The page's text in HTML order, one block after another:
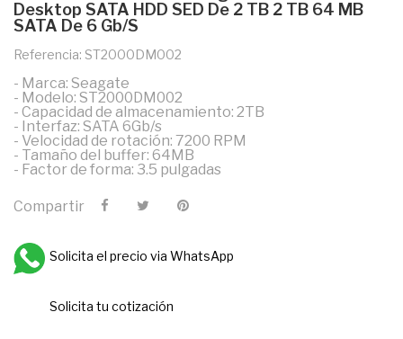
Desktop SATA HDD SED De 2 TB 2 TB 64 MB
SATA De 6 Gb/s
Referencia: ST2000DM002
- Marca: Seagate
- Modelo: ST2000DM002
- Capacidad de almacenamiento: 2TB
- Interfaz: SATA 6Gb/s
- Velocidad de rotación: 7200 RPM
- Tamaño del buffer: 64MB
- Factor de forma: 3.5 pulgadas
Compartir
Solicita el precio via WhatsApp
Solicita tu cotización